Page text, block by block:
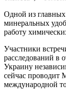
Одной из главных
минеральных
работу
Участники
расследований в
Украину
сейчас проводит
международной